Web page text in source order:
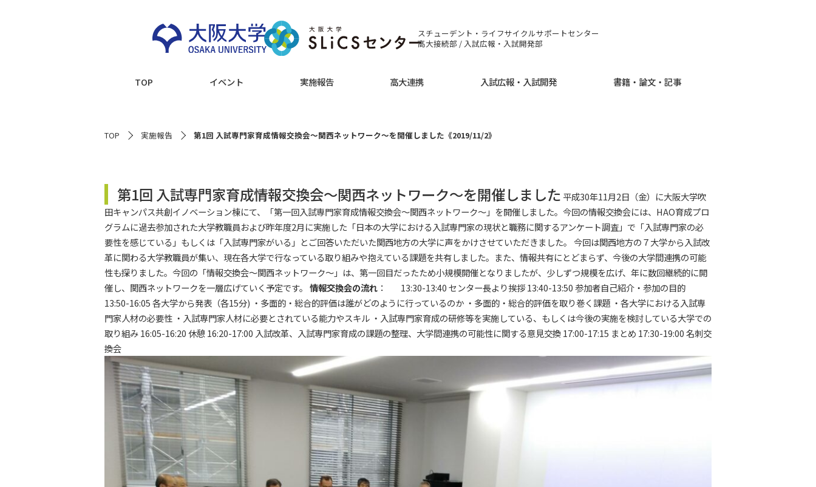
スチューデント・ライフサイクルサポートセンター
高大接続部 / 入試広報・入試開発部
TOP イベント 実施報告 高大連携 入試広報・入試開発 書籍・論文・記事
TOP 実施報告 第1回 入試専門家育成情報交換会〜関西ネットワーク〜を開催しました《2019/11/2》
第1回 入試専門家育成情報交換会〜関西ネットワーク〜を開催しました 平成30年11月2日（金）に大阪大学吹
田キャンパス共創イノベーション棟にて、「第一回入試専門家育成情報交換会〜関西ネットワーク〜」を開催しました。今回の情報交換会には、HAO育成プロ
グラムに過去参加された大学教職員および昨年度2月に実施した「日本の大学における入試専門家の現状と職務に関するアンケート調査」で「入試専門家の必
要性を感じている」もしくは「入試専門家がいる」とご回答いただいた関西地方の大学に声をかけさせていただきました。 今回は関西地方の７大学から入試改
革に関わる大学教職員が集い、現在各大学で行なっている取り組みや抱えている課題を共有しました。また、情報共有にとどまらず、今後の大学間連携の可能
性も探りました。今回の「情報交換会〜関西ネットワーク〜」は、第一回目だったため小規模開催となりましたが、少しずつ規模を広げ、年に数回継続的に開
催し、関西ネットワークを一層広げていく予定です。 情報交換会の流れ ： 13:30-13:40 センター長より挨拶13:40-13:50 参加者自己紹介・参加の目的
13:50-16:05 各大学から発表（各15分) ・多面的・総合的評価は誰がどのように行っているのか ・多面的・総合的評価を取り巻く課題 ・各大学における入試専
門家人材の必要性 ・入試専門家人材に必要とされている能力やスキル ・入試専門家育成の研修等を実施している、もしくは今後の実施を検討している大学での
取り組み16:05-16:20 休憩 16:20-17:00 入試改革、入試専門家育成の課題の整理、大学間連携の可能性に関する意見交換17:00-17:15 まとめ 17:30-19:00 名刺交
換会